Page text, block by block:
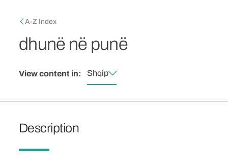
Breadcrumb
A-Z Index
dhunë në punë
View content in: Shqip
Description